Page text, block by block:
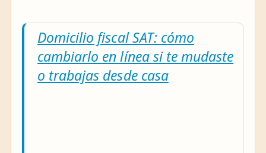
Domicilio fiscal SAT: cómo
cambiarlo en línea si te mudaste
o trabajas desde casa